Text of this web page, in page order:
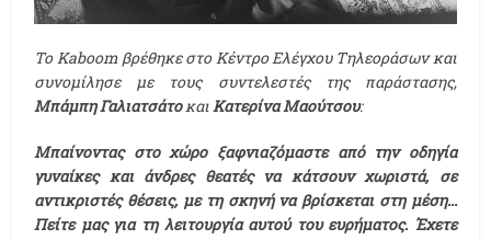
Το Κaboom βρέθηκε στο Κέντρο Ελέγχου Τηλεοράσων και
συνομίλησε με τους συντελεστές της παράστασης,
Μπάμπη Γαλιατσάτοκαι Κατερίνα Μαούτσου:
Μπαίνοντας στο χώρο ξαφνιαζόμαστε από την οδηγία
γυναίκες και άνδρες θεατές να κάτσουν χωριστά, σε
αντικριστές θέσεις, με τη σκηνή να βρίσκεται στη μέση...
Πείτε μας για τη λειτουργία αυτού του ευρήματος. Έχετε